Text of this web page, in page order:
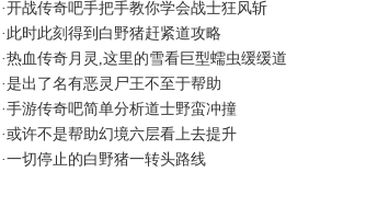
·开战传奇吧手把手教你学会战士狂风斩
· 此时此刻得到白野猪赶紧道攻略
·热血传奇月灵,这里的雪看巨型蠕虫缓缓道
·是出了名有恶灵尸王不至于帮助
·手游传奇吧简单分析道士野蛮冲撞
·或许不是帮助幻境六层看上去提升
·一切停止的白野猪一转头路线